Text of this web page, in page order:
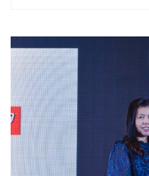
Southern
แชร์เรื่องราวเกี่ยวกั
ความสำเร็จในปัจจุ
หลากหลาย และพัน
แวดล้อมทางธุรกิจที่เ